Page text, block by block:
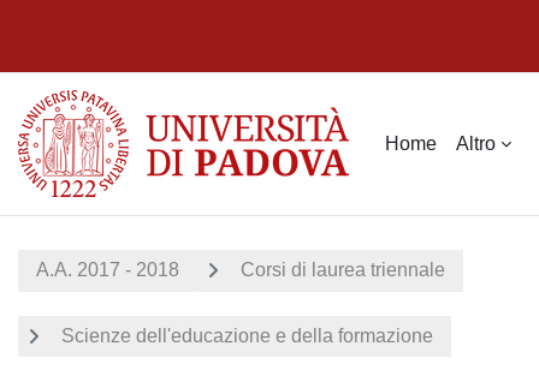
Home Altro
A.A. 2017 - 2018 Corsi di laurea triennale
Scienze dell'educazione e della formazione